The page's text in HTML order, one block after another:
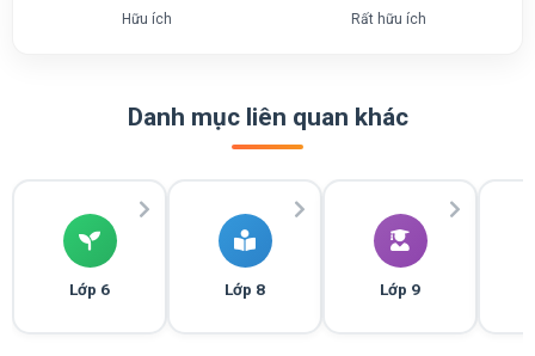
Hữu ích Rất hữu ích
Danh mục liên quan khác
Lớp 6 Lớp 8 Lớp 9